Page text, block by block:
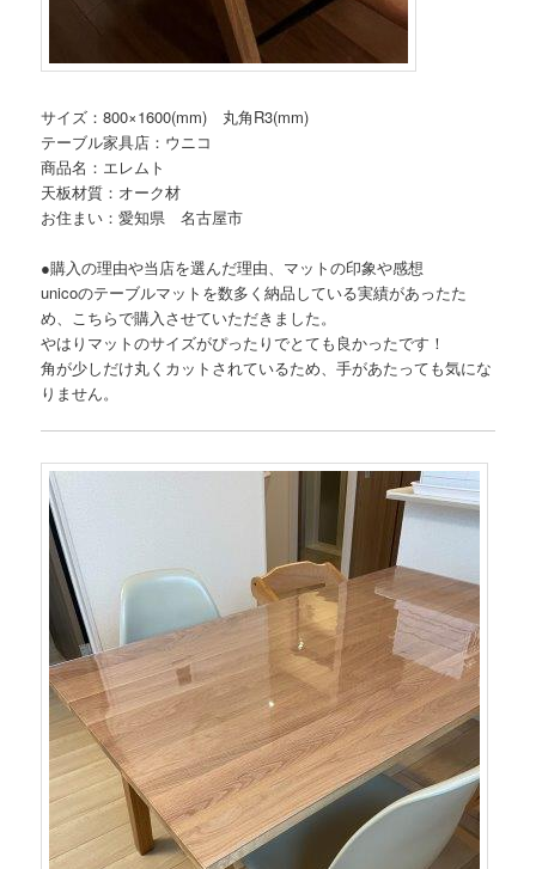
サイズ：800×1600(mm) 丸角R3(mm)
テーブル家具店：ウニコ
商品名：エレムト
天板材質：オーク材
お住まい：愛知県 名古屋市
●購入の理由や当店を選んだ理由、マットの印象や感想
unicoのテーブルマットを数多く納品している実績があったた
め、こちらで購入させていただきました。
やはりマットのサイズがぴったりでとても良かったです！
角が少しだけ丸くカットされているため、手があたっても気にな
りません。